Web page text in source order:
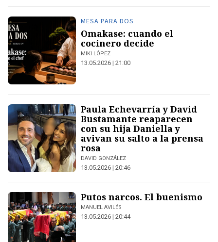
MESA PARA DOS
Omakase: cuando el
cocinero decide
MIKI LÓPEZ
13.05.2026 | 21:00
Paula Echevarría y David
Bustamante reaparecen
con su hija Daniella y
avivan su salto a la prensa
rosa
DAVID GONZÁLEZ
13.05.2026 | 20:46
Putos narcos. El buenismo
MANUEL AVILÉS
13.05.2026 | 20:44